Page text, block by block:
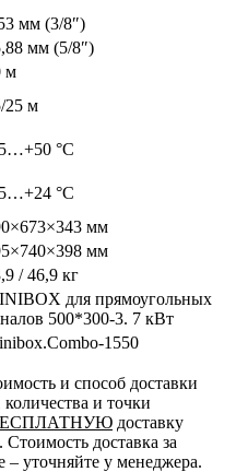
мм (3/8″)
мм (5/8″)
м
25 м
°C
°C
мм
мм
/ 46,9 кг
для прямоугольных
500*300-3. 7 кВт
1550
и способ доставки
и точки
доставку
доставка за
уточняйте у менеджера.